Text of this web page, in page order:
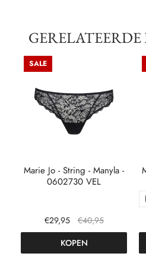
SALE
Marie Jo - String - Manyla -
0602730 VEL
€29,95
€40,95
KOPEN